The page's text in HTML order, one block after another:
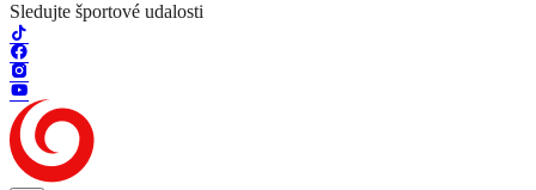
Sledujte športové udalosti